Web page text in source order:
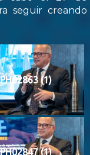
seguir creando
(1)
(1)